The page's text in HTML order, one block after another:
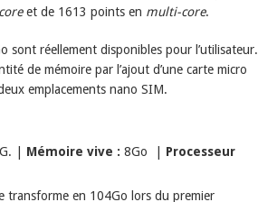
et de 1613 points en multi-core.
sont réellement disponibles pour l’utilisateur.
de mémoire par l’ajout d’une carte micro
emplacements nano SIM.
| Mémoire vive : 8Go | Processeur
transforme en 104Go lors du premier